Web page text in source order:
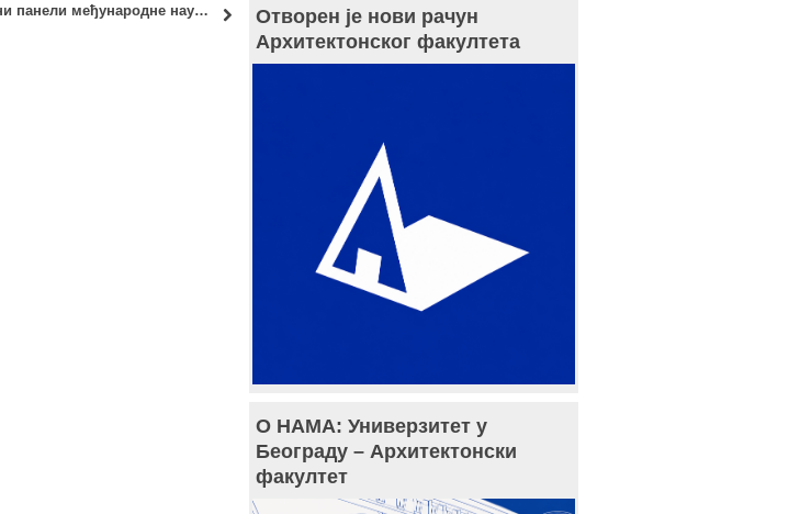
Кључни панели међународне научне конференције Global Village 2 – Shelter for Resilient Living 2
Отворен је нови рачун
Архитектонског факултета
О НАМА: Универзитет у
Београду – Архитектонски
факултет